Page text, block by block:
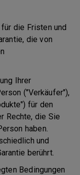
die Fristen und
die von
Ihrer
("Verkäufer"),
für den
Rechte, die Sie
haben.
und
berührt.
Bedingungen